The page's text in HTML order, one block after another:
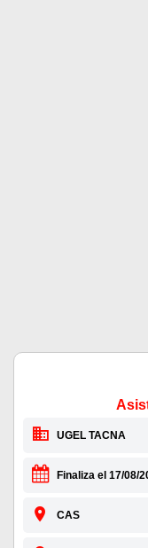
UGEL TACNA
Finaliza el 17/08/
CAS